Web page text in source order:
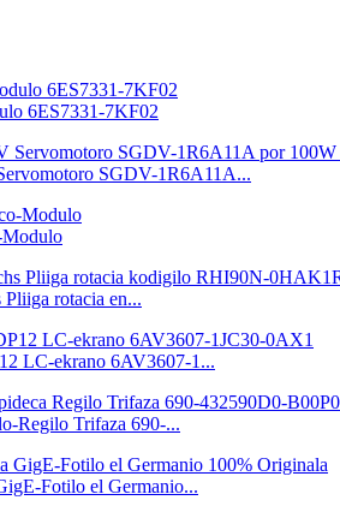
6ES7331-7KF02
SGDV-1R6A11A...
Modulo
rotacia en...
LC-ekrano 6AV3607-1...
Regilo Trifaza 690-...
Fotilo el Germanio...